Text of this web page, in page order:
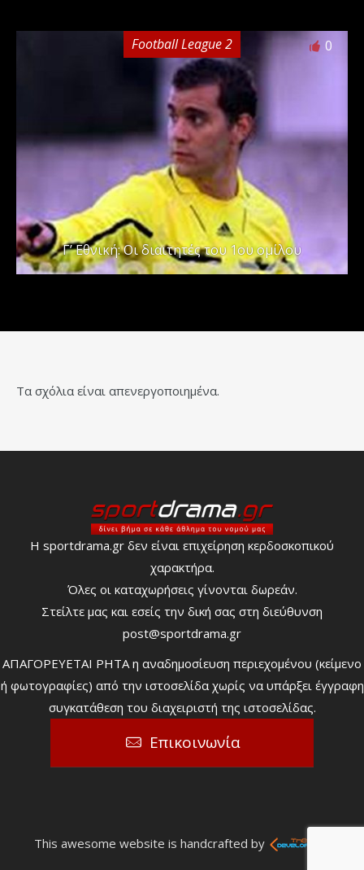
Football League 2 0
Γ’ Εθνική: Οι διαιτητές του 1ου ομίλου
Τα σχόλια είναι απενεργοποιημένα.
Η sportdrama.gr δεν είναι επιχείρηση κερδοσκοπικού
χαρακτήρα.
Όλες οι καταχωρήσεις γίνονται δωρεάν.
Στείλτε μας και εσείς την δική σας στη διεύθυνση
post@sportdrama.gr
ΑΠΑΓΟΡΕΥΕΤΑΙ ΡΗΤΑ η αναδημοσίευση περιεχομένου (κείμενο
ή φωτογραφίες) από την ιστοσελίδα χωρίς να υπάρξει έγγραφη
συγκατάθεση του διαχειριστή της ιστοσελίδας.
Επικοινωνία
This awesome website is handcrafted by